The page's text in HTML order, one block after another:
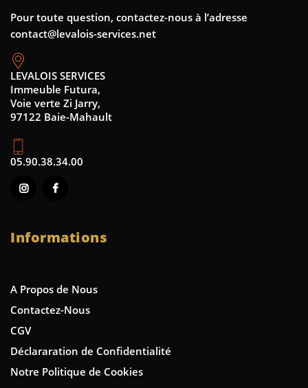
Pour toute question, contactez-nous à l’adresse
contact@levalois-services.net
LEVALOIS SERVICES
Immeuble Futura,
Voie verte Zi Jarry,
97122 Baie-Mahault
05.90.38.34.00
Informations
A Propos de Nous
Contactez-Nous
CGV
Déclararation de Confidentialité
Notre Politique de Cookies